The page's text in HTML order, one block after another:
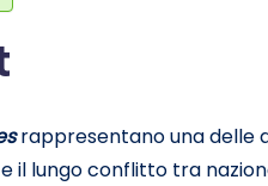
rappresentano una delle
il lungo conflitto tra